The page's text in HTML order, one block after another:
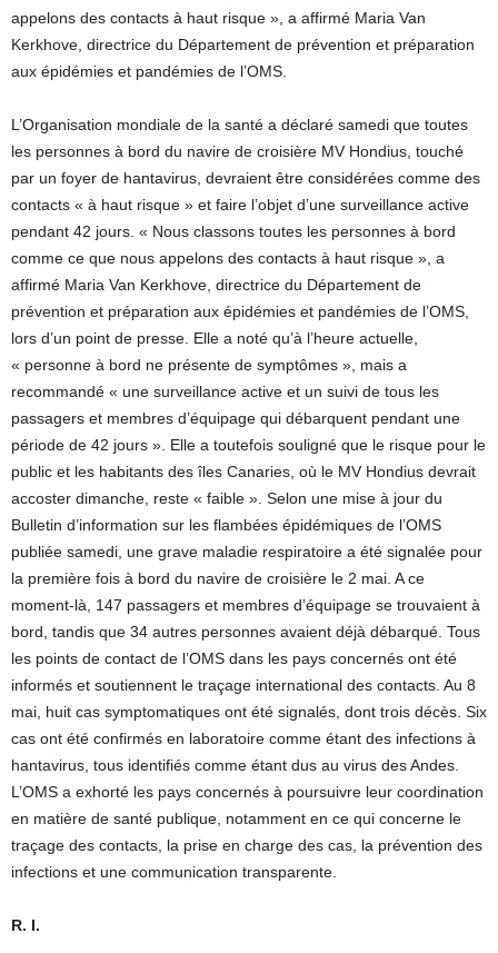
appelons des contacts à haut risque », a affirmé Maria Van
Kerkhove, directrice du Département de prévention et préparation
aux épidémies et pandémies de l’OMS.
L’Organisation mondiale de la santé a déclaré samedi que toutes
les personnes à bord du navire de croisière MV Hondius, touché
par un foyer de hantavirus, devraient être considérées comme des
contacts « à haut risque » et faire l’objet d’une surveillance active
pendant 42 jours. « Nous classons toutes les personnes à bord
comme ce que nous appelons des contacts à haut risque », a
affirmé Maria Van Kerkhove, directrice du Département de
prévention et préparation aux épidémies et pandémies de l’OMS,
lors d’un point de presse. Elle a noté qu’à l’heure actuelle,
« personne à bord ne présente de symptômes », mais a
recommandé « une surveillance active et un suivi de tous les
passagers et membres d’équipage qui débarquent pendant une
période de 42 jours ». Elle a toutefois souligné que le risque pour le
public et les habitants des îles Canaries, où le MV Hondius devrait
accoster dimanche, reste « faible ». Selon une mise à jour du
Bulletin d’information sur les flambées épidémiques de l’OMS
publiée samedi, une grave maladie respiratoire a été signalée pour
la première fois à bord du navire de croisière le 2 mai. A ce
moment-là, 147 passagers et membres d’équipage se trouvaient à
bord, tandis que 34 autres personnes avaient déjà débarqué. Tous
les points de contact de l’OMS dans les pays concernés ont été
informés et soutiennent le traçage international des contacts. Au 8
mai, huit cas symptomatiques ont été signalés, dont trois décès. Six
cas ont été confirmés en laboratoire comme étant des infections à
hantavirus, tous identifiés comme étant dus au virus des Andes.
L’OMS a exhorté les pays concernés à poursuivre leur coordination
en matière de santé publique, notamment en ce qui concerne le
traçage des contacts, la prise en charge des cas, la prévention des
infections et une communication transparente.
R. I.